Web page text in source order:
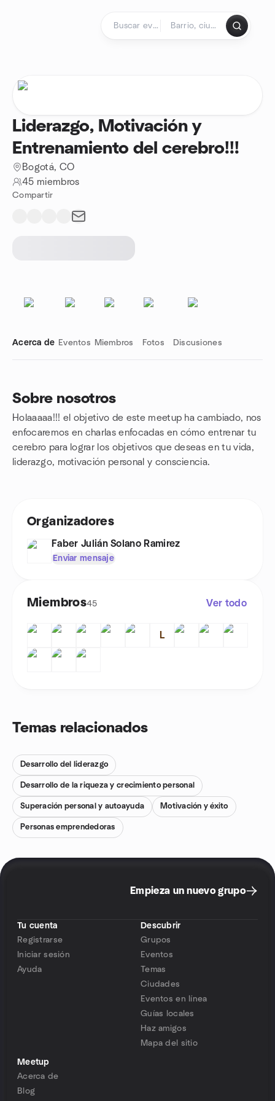
Liderazgo, Motivación y
Entrenamiento del cerebro!!!
Bogotá, CO
45 miembros
Compartir
Acerca de Eventos Miembros Fotos Discusiones
Sobre nosotros
Holaaaaa!!! el objetivo de este meetup ha cambiado, nos
enfocaremos en charlas enfocadas en cómo entrenar tu
cerebro para lograr los objetivos que deseas en tu vida,
liderazgo, motivación personal y consciencia.
Enlaces de grupo
Organizadores
Faber Julián Solano Ramirez
Enviar mensaje
Miembros45 Ver todo
L
Temas relacionados
Desarrollo del liderazgo
Desarrollo de la riqueza y crecimiento personal
Superación personal y autoayuda Motivación y éxito
Personas emprendedoras
Empieza un nuevo grupo
Tu cuenta
Registrarse
Iniciar sesión
Ayuda
Descubrir
Grupos
Eventos
Temas
Ciudades
Eventos en línea
Guías locales
Haz amigos
Mapa del sitio
Meetup
Acerca de
Blog